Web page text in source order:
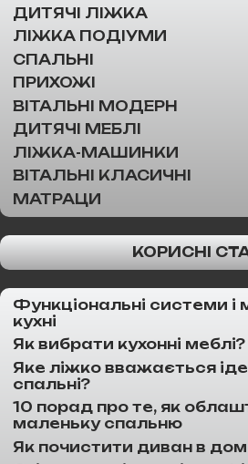
ДИТЯЧІ ЛІЖКА
ЛІЖКА ПОДІУМИ
СПАЛЬНІ
ПРИХОЖІ
ВІТАЛЬНІ МОДЕРН
ДИТЯЧІ МЕБЛІ
ЛІЖКА-МАШИНКИ
ВІТАЛЬНІ КЛАСИЧНІ
МАТРАЦИ
КОРИСНІ
Функціональні системи і
кухні
Як вибрати кухонні меблі?
Яке ліжко вважається
спальні?
10 порад про те, як
маленьку спальню
Як почистити диван в